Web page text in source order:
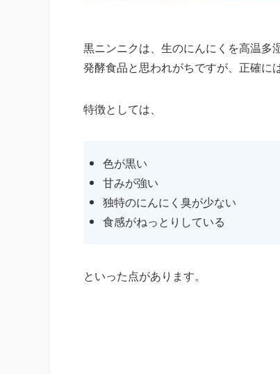
黒ニンニクは、生のにんにくを高温多
発酵食品と思われがちですが、正確に
特徴としては、
色が黒い
甘みが強い
独特のにんにく臭が少ない
食感がねっとりしている
といった点があります。